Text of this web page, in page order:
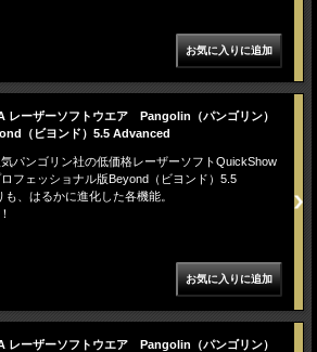
レーザーソフトウエア Pangolin（パンゴリン）
（ビヨンド）5.5 Advanced
パンゴリン社の低価格レーザーソフトQuickShow
フェッショナル版Beyond（ビヨンド）5.5
、はるかに進化した各機能。
レーザーソフトウエア Pangolin（パンゴリン）